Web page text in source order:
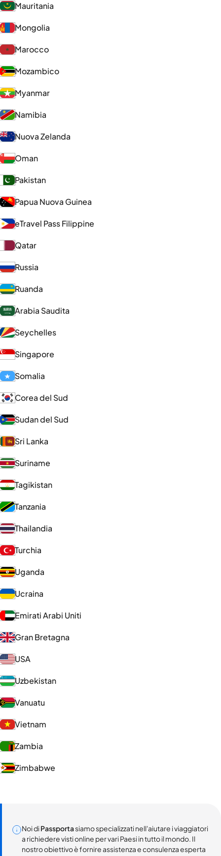
Mauritania
Mongolia
Marocco
Mozambico
Myanmar
Namibia
Nuova Zelanda
Oman
Pakistan
Papua Nuova Guinea
eTravel Pass Filippine
Qatar
Russia
Ruanda
Arabia Saudita
Seychelles
Singapore
Somalia
Corea del Sud
Sudan del Sud
Sri Lanka
Suriname
Tagikistan
Tanzania
Thailandia
Turchia
Uganda
Ucraina
Emirati Arabi Uniti
Gran Bretagna
USA
Uzbekistan
Vanuatu
Vietnam
Zambia
Zimbabwe
Noi diPassportasiamo specializzati nell'aiutare i viaggiatori
a richiedere visti online per vari Paesi in tutto il mondo. Il
nostro obiettivo è fornire assistenza e consulenza esperta